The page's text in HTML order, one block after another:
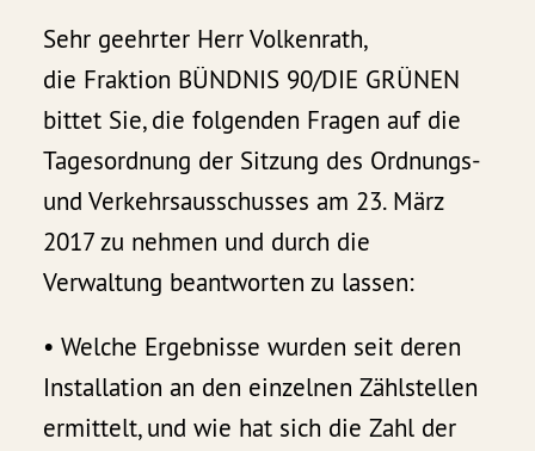
Sehr geehrter Herr Volkenrath,
die Fraktion BÜNDNIS 90/DIE GRÜNEN
bittet Sie, die folgenden Fragen auf die
Tagesordnung der Sitzung des Ordnungs-
und Verkehrsausschusses am 23. März
2017 zu nehmen und durch die
Verwaltung beantworten zu lassen:
• Welche Ergebnisse wurden seit deren
Installation an den einzelnen Zählstellen
ermittelt, und wie hat sich die Zahl der